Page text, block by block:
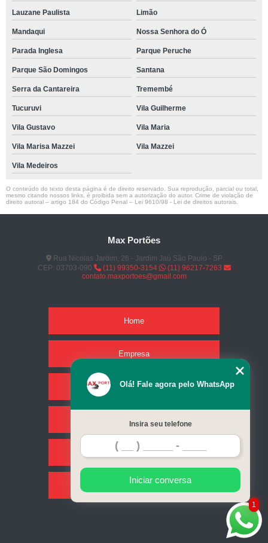
Lauzane Paulista Limão
Mandaqui Nossa Senhora do Ó
Parada Inglesa Parque Peruche
Parque São Domingos Santana
Serra da Cantareira Tremembé
Tucuruvi Vila Guilherme
Vila Gustavo Vila Maria
Vila Marisa Mazzei Vila Mazzei
Vila Medeiros
O conteúdo do texto desta página é de direito reservado. Sua reprodução, parcial ou total,
mesmo citando nossos links, é proibida sem a autorização do autor. Crime de violação de
direito autoral – artigo 184 do Código Penal – Lei 9610/98 - Lei de direitos autorais
Max Portões
Rua Nicolas Jardim, 26 - Jardim Jaú São Paulo - SP
CEP: 03703-090
(11) 99350-3154
(11) 96217-7263
contato.maxportoes@gmail.com
Home
Empresa
Missão
Serviços
Contato
Mapa do site
1
Olá! Fale agora pelo WhatsApp
Insira seu telefone
Iniciar conversa